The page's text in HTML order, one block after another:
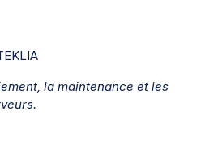
la maintenance et les